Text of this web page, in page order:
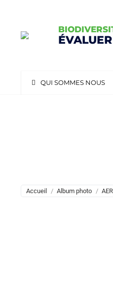
QUI SOMMES NOUS
Vous êtes ici :
Accueil Album photo